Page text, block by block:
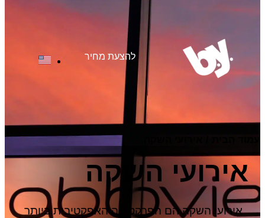
להצעת מחיר
אירועי השקה
אירועי השקה הם הפרקטיקה האפקטיבית ביותר